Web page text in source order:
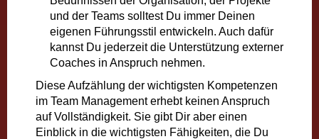
und der Teams solltest Du immer Deinen
eigenen Führungsstil entwickeln. Auch dafür
kannst Du jederzeit die Unterstützung externer
Coaches in Anspruch nehmen.
Diese Aufzählung der wichtigsten Kompetenzen
im Team Management erhebt keinen Anspruch
auf Vollständigkeit. Sie gibt Dir aber einen
Einblick in die wichtigsten Fähigkeiten, die Du